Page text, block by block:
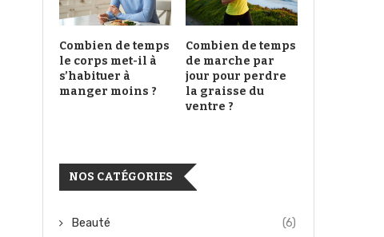
Combien de temps
le corps met-il à
s’habituer à
manger moins ?
Combien de temps
de marche par
jour pour perdre
la graisse du
ventre ?
NOS CATÉGORIES
Beauté (6)